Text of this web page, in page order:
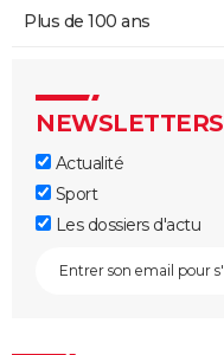
Plus de 100 ans
NEWSLETTERS
Actualité
Sport
Les dossiers d'actu